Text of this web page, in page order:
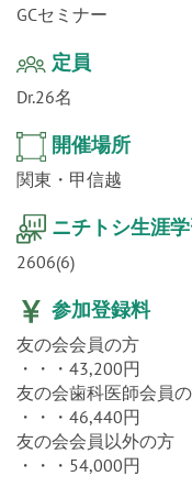
GCセミナー
定員
Dr.26名
開催場所
関東・甲信越
ニチトシ生涯
2606(6)
参加登録料
友の会会員の方
・・・43,200円
友の会歯科医師会員
・・・46,440円
友の会会員以外の方
・・・54,000円